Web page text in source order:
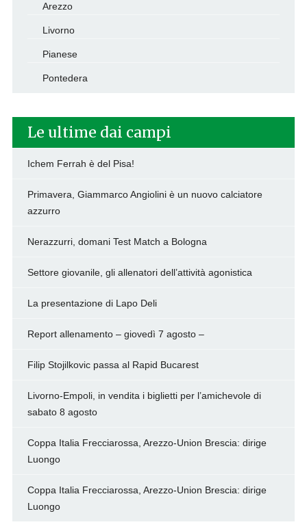
Arezzo
Livorno
Pianese
Pontedera
Le ultime dai campi
Ichem Ferrah è del Pisa!
Primavera, Giammarco Angiolini è un nuovo calciatore
azzurro
Nerazzurri, domani Test Match a Bologna
Settore giovanile, gli allenatori dell’attività agonistica
La presentazione di Lapo Deli
Report allenamento – giovedì 7 agosto –
Filip Stojilkovic passa al Rapid Bucarest
Livorno-Empoli, in vendita i biglietti per l’amichevole di
sabato 8 agosto
Coppa Italia Frecciarossa, Arezzo-Union Brescia: dirige
Luongo
Coppa Italia Frecciarossa, Arezzo-Union Brescia: dirige
Luongo